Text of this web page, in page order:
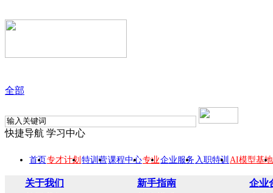
全部
快捷导航 学习中心
首页专才计划 特训营课程中心专业企业服务 入职特训 AI模型基地
关于我们 新手指南
企业